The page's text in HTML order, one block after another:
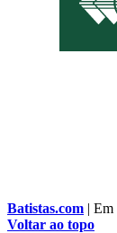
Batistas.com | Em
Voltar ao topo